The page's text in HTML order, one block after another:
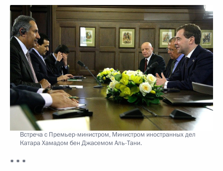
Встреча с Премьер-министром, Министром иностранных дел
Катара Хамадом бен Джасемом Аль-Тани.
* * *